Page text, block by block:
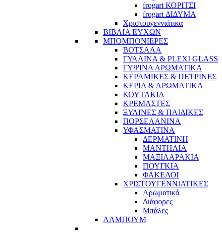
frogart ΚΟΡΙΤΣΙ
frogart ΔΙΔΥΜΑ
Χριστουγεννιάτικα
ΒΙΒΛΙΑ ΕΥΧΩΝ
ΜΠΟΜΠΟΝΙΕΡΕΣ
ΒΟΤΣΑΛΑ
ΓΥΑΛΙΝΑ & PLEXI GLASS
ΓΥΨΙΝΑ ΑΡΩΜΑΤΙΚΑ
ΚΕΡΑΜΙΚΕΣ & ΠΕΤΡΙΝΕΣ
ΚΕΡΙΑ & ΑΡΩΜΑΤΙΚΑ
ΚΟΥΤΑΚΙΑ
ΚΡΕΜΑΣΤΕΣ
ΞΥΛΙΝΕΣ & ΠΑΙΔΙΚΕΣ
ΠΟΡΣΕΛΑΝΙΝΑ
ΥΦΑΣΜΑΤΙΝA
ΔΕΡΜΑΤΙΝΗ
ΜΑΝΤΗΛΙΑ
ΜΑΞΙΛΑΡΑΚΙΑ
ΠΟΥΓΚΙΑ
ΦΑΚΕΛΟΙ
ΧΡΙΣΤΟΥΓΕΝΝΙΑΤΙΚΕΣ
Αρωματικά
Διάφορες
Μπάλες
ΑΛΜΠΟΥΜ